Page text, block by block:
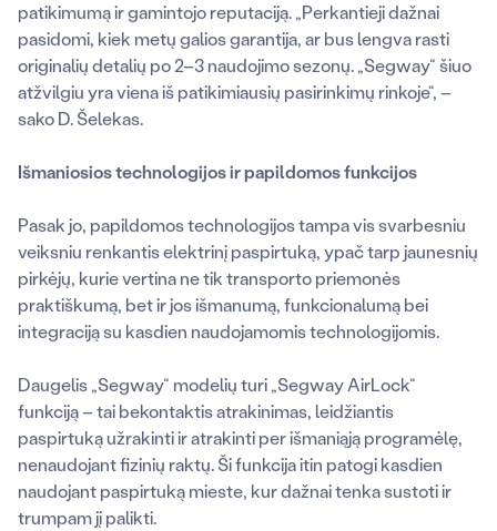
patikimumą ir gamintojo reputaciją. „Perkantieji dažnai
pasidomi, kiek metų galios garantija, ar bus lengva rasti
originalių detalių po 2–3 naudojimo sezonų. „Segway“ šiuo
atžvilgiu yra viena iš patikimiausių pasirinkimų rinkoje“, –
sako D. Šelekas.
Išmaniosios technologijos ir papildomos funkcijos
Pasak jo, papildomos technologijos tampa vis svarbesniu
veiksniu renkantis elektrinį paspirtuką, ypač tarp jaunesnių
pirkėjų, kurie vertina ne tik transporto priemonės
praktiškumą, bet ir jos išmanumą, funkcionalumą bei
integraciją su kasdien naudojamomis technologijomis.
Daugelis „Segway“ modelių turi „Segway AirLock“
funkciją – tai bekontaktis atrakinimas, leidžiantis
paspirtuką užrakinti ir atrakinti per išmaniąją programėlę,
nenaudojant fizinių raktų. Ši funkcija itin patogi kasdien
naudojant paspirtuką mieste, kur dažnai tenka sustoti ir
trumpam jį palikti.